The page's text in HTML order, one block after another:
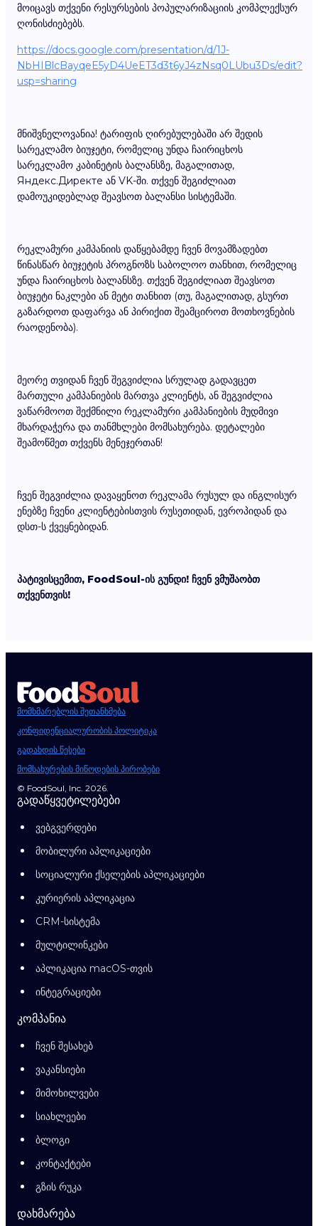
მოიცავს თქვენი რესურსების პოპულარიზაციის კომპლექსურ
ღონისძიებებს.
https://docs.google.com/presentation/d/1J-
NbHIBlcBayqeE5yD4UeET3d3t6yJ4zNsq0LUbu3Ds/edit?
usp=sharing
მნიშვნელოვანია! ტარიფის ღირებულებაში არ შედის
სარეკლამო ბიუჯეტი, რომელიც უნდა ჩაირიცხოს
სარეკლამო კაბინეტის ბალანსზე, მაგალითად,
Яндекс.Директе ან VK-ში. თქვენ შეგიძლიათ
დამოუკიდებლად შეავსოთ ბალანსი სისტემაში.
რეკლამური კამპანიის დაწყებამდე ჩვენ მოვამზადებთ
წინასწარ ბიუჯეტის პროგნოზს საბოლოო თანხით, რომელიც
უნდა ჩაირიცხოს ბალანსზე. თქვენ შეგიძლიათ შეავსოთ
ბიუჯეტი ნაკლები ან მეტი თანხით (თუ, მაგალითად, გსურთ
გაზარდოთ დაფარვა ან პირიქით შეამციროთ მოთხოვნების
რაოდენობა).
მეორე თვიდან ჩვენ შეგვიძლია სრულად გადავცეთ
მართული კამპანიების მართვა კლიენტს, ან შეგვიძლია
ვაწარმოოთ შექმნილი რეკლამური კამპანიების მუდმივი
მხარდაჭერა და თანმხლები მომსახურება. დეტალები
შეამოწმეთ თქვენს მენეჯერთან!
ჩვენ შეგვიძლია დავაყენოთ რეკლამა რუსულ და ინგლისურ
ენებზე ჩვენი კლიენტებისთვის რუსეთიდან, ევროპიდან და
დსთ-ს ქვეყნებიდან.
პატივისცემით, FoodSoul-ის გუნდი! ჩვენ ვმუშაობთ
თქვენთვის!
მომხმარებლის შეთანხმება
კონფიდენციალურობის პოლიტიკა
გადახდის წესები
მომსახურების მიწოდების პირობები
© FoodSoul, Inc. 2026.
გადაწყვეტილებები
ვებგვერდები
მობილური აპლიკაციები
სოციალური ქსელების აპლიკაციები
კურიერის აპლიკაცია
CRM-სისტემა
მულტილინკები
აპლიკაცია macOS-თვის
ინტეგრაციები
კომპანია
ჩვენ შესახებ
ვაკანსიები
მიმოხილვები
სიახლეები
ბლოგი
კონტაქტები
გზის რუკა
დახმარება